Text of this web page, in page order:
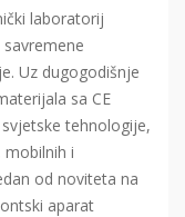
laboratorij
Uz dugogodišnje
sa CE
tehnologije,
mobilnih i
od noviteta na
aparat